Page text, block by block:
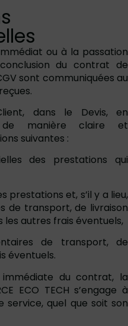
ou à la passation
du contrat de
sont communiquées au
dans le Devis, en
de manière claire et
suivantes :
des prestations qui
prestations et, s’il y a lieu,
de transport, de livraison
les autres frais éventuels,
de transport, de
éventuels.
immédiate du contrat, la
ECO TECH s’engage à
quel que soit son